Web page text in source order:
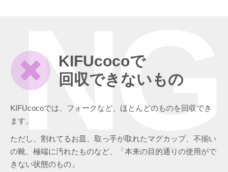
KIFUcocoで
回収できないもの
KIFUcocoでは、フォークなど、ほとんどのものを回収でき
ます。
ただし、割れてるお皿、取っ手が取れたマグカップ、不揃い
の靴、極端に汚れたものなど、「本来の目的通りの使用がで
きない状態のもの」
NG